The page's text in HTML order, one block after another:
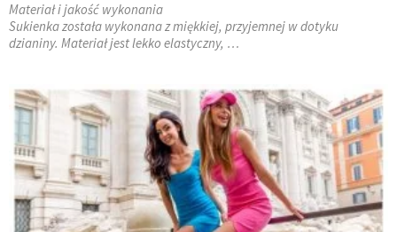
Materiał i jakość wykonania
Sukienka została wykonana z miękkiej, przyjemnej w dotyku
dzianiny. Materiał jest lekko elastyczny, …